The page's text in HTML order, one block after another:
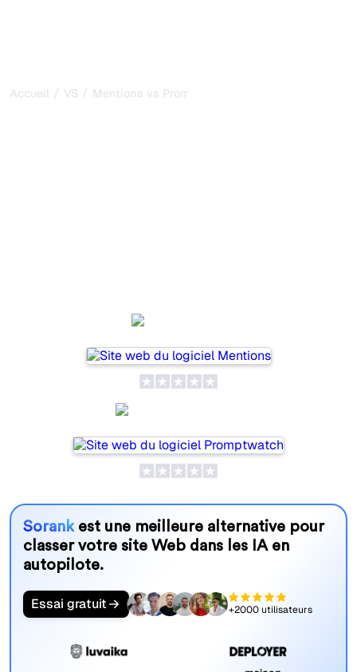
Accueil / VS / Mentions vs Promptwatch
Sorankest une meilleure alternative pour
classer votre site Web dans les IA en
autopilote.
Essai gratuit +2000 utilisateurs